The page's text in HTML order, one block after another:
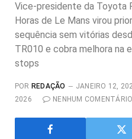
Vice-presidente da Toyota
Horas de Le Mans virou
sequência sem vitórias
TR010 e cobra melhora na
stops
POR REDAÇÃO JANEIRO 12,
2026
NENHUM COMENTÁRIO